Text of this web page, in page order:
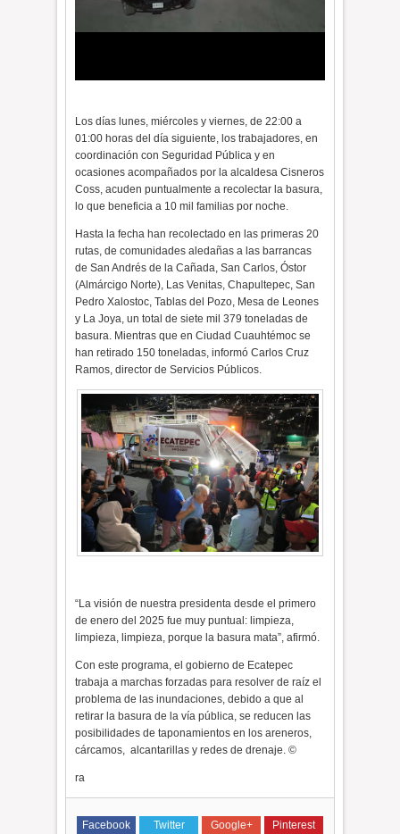
Los días lunes, miércoles y viernes, de 22:00 a
01:00 horas del día siguiente, los trabajadores, en
coordinación con Seguridad Pública y en
ocasiones acompañados por la alcaldesa Cisneros
Coss, acuden puntualmente a recolectar la basura,
lo que beneficia a 10 mil familias por noche.
Hasta la fecha han recolectado en las primeras 20
rutas, de comunidades aledañas a las barrancas
de San Andrés de la Cañada, San Carlos, Óstor
(Almárcigo Norte), Las Venitas, Chapultepec, San
Pedro Xalostoc, Tablas del Pozo, Mesa de Leones
y La Joya, un total de siete mil 379 toneladas de
basura. Mientras que en Ciudad Cuauhtémoc se
han retirado 150 toneladas, informó Carlos Cruz
Ramos, director de Servicios Públicos.
“La visión de nuestra presidenta desde el primero
de enero del 2025 fue muy puntual: limpieza,
limpieza, limpieza, porque la basura mata”, afirmó.
Con este programa, el gobierno de Ecatepec
trabaja a marchas forzadas para resolver de raíz el
problema de las inundaciones, debido a que al
retirar la basura de la vía pública, se reducen las
posibilidades de taponamientos en los areneros,
cárcamos, alcantarillas y redes de drenaje. ©
ra
Facebook Twitter Google+ Pinterest